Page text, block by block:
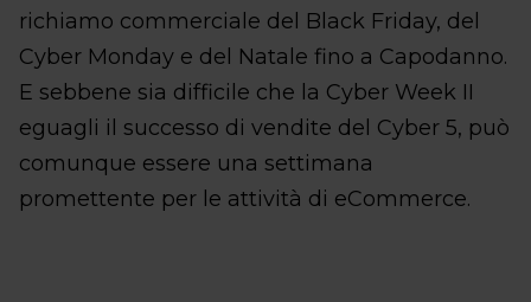
richiamo commerciale del Black Friday, del
Cyber Monday e del Natale fino a Capodanno.
E sebbene sia difficile che la Cyber Week II
eguagli il successo di vendite del Cyber 5, può
comunque essere una settimana
promettente per le attività di eCommerce.